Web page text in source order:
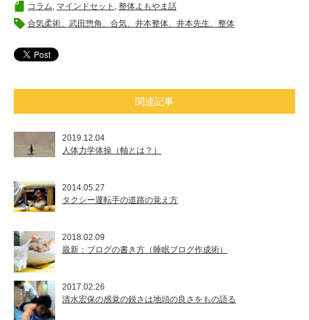
コラム マインドセット
整体よもやま話
合気柔術、武田惣角、合気、井本整体、井本先生、整体
関連記事
2019.12.04
人体力学体操（軸とは？）
2014.05.27
タクシー運転手の道路の覚え方
2018.02.09
最新：ブログの書き方（睡眠ブログ作成術）
2017.02.26
清水宏保の感覚の鋭さは地頭の良さをもの語る